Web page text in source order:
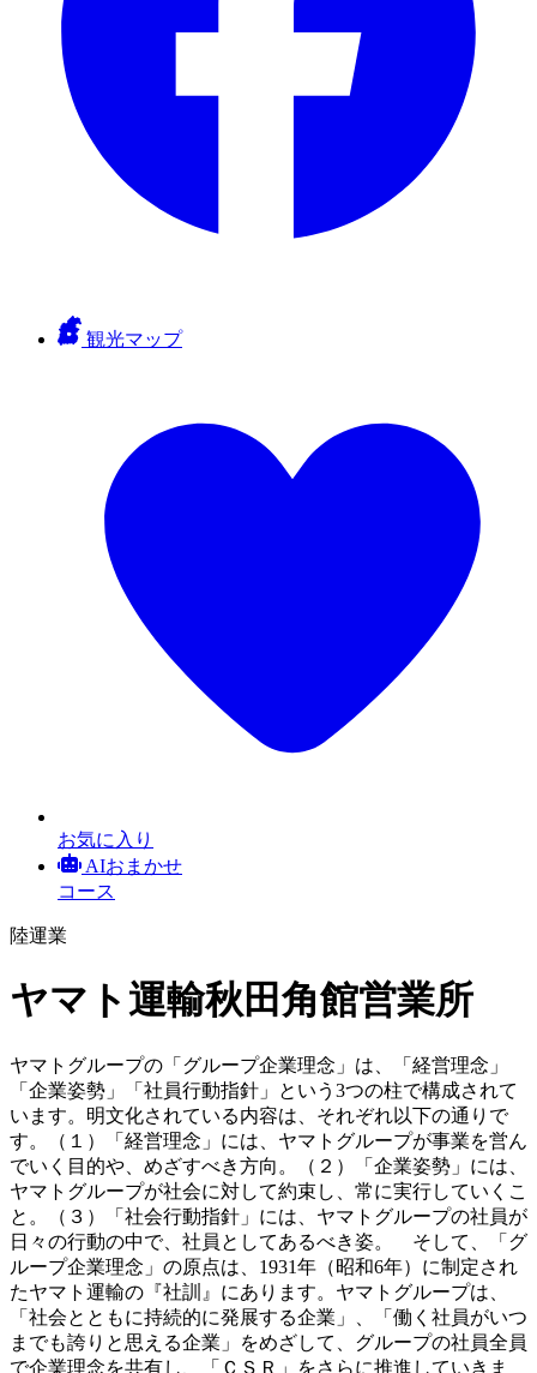
観光マップ
お気に入り
AIおまかせ
コース
陸運業
ヤマト運輸秋田角館営業所
ヤマトグループの「グループ企業理念」は、「経営理念」
「企業姿勢」「社員行動指針」という3つの柱で構成されて
います。明文化されている内容は、それぞれ以下の通りで
す。（１）「経営理念」には、ヤマトグループが事業を営ん
でいく目的や、めざすべき方向。（２）「企業姿勢」には、
ヤマトグループが社会に対して約束し、常に実行していくこ
と。（３）「社会行動指針」には、ヤマトグループの社員が
日々の行動の中で、社員としてあるべき姿。 そして、「グ
ループ企業理念」の原点は、1931年（昭和6年）に制定され
たヤマト運輸の『社訓』にあります。ヤマトグループは、
「社会とともに持続的に発展する企業」、「働く社員がいつ
までも誇りと思える企業」をめざして、グループの社員全員
で企業理念を共有し、「ＣＳＲ」をさらに推進していきま